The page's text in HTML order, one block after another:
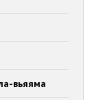
вьяяма